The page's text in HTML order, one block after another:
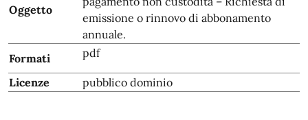
Oggetto
emissione o rinnovo di abbonamento
annuale.
Formati
pdf
Licenze pubblico dominio